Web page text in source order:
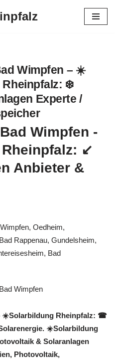
Wimpfen – ☀️
❄️
Experte /
☀️Solarbildung Rheinpfalz: ☎
☀️Solarbildung
& Solaranlagen
Photovoltaik,